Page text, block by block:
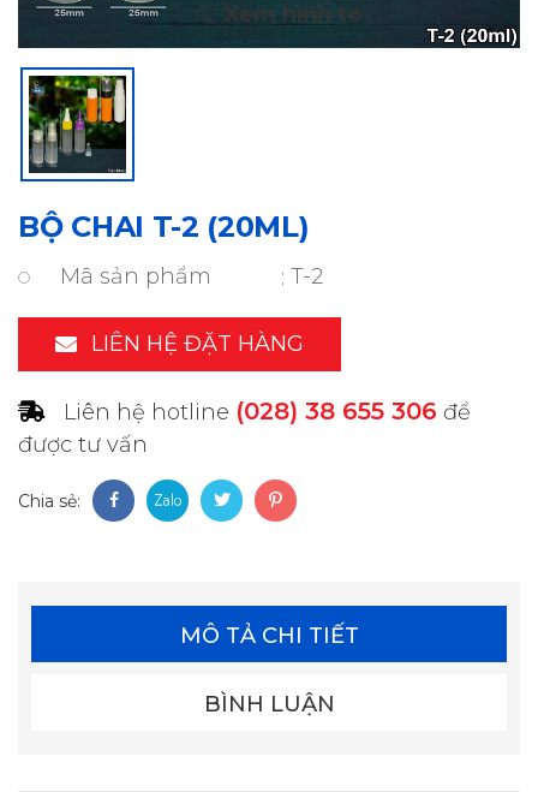
BỘ CHAI T-2 (20ML)
Mã sản phẩm T-2
LIÊN HỆ ĐẶT HÀNG
Liên hệ hotline (028) 38 655 306 để
được tư vấn
Chia sẻ:
MÔ TẢ CHI TIẾT
BÌNH LUẬN